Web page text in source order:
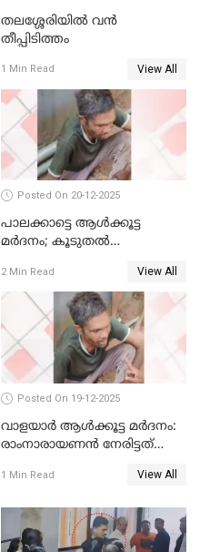
തലശ്ശേരിയിൽ വൻ
തീപ്പിടിത്തം
1 Min Read View All
Posted On 20-12-2025
പാലക്കാട്ടെ ആള്‍ക്കൂട്ട
മര്‍ദനം; കൂടുതല്‍
അംഗ സംഘമെന്ന് വിവരം
2 Min Read View All
Posted On 19-12-2025
വാളയാർ ആൾക്കൂട്ട മർദനം:
രാംനാരായണൻ നേരിട്ടത്
നാൽപ്പതിലേറെ
റിപ്പോർട്ട്
1 Min Read View All